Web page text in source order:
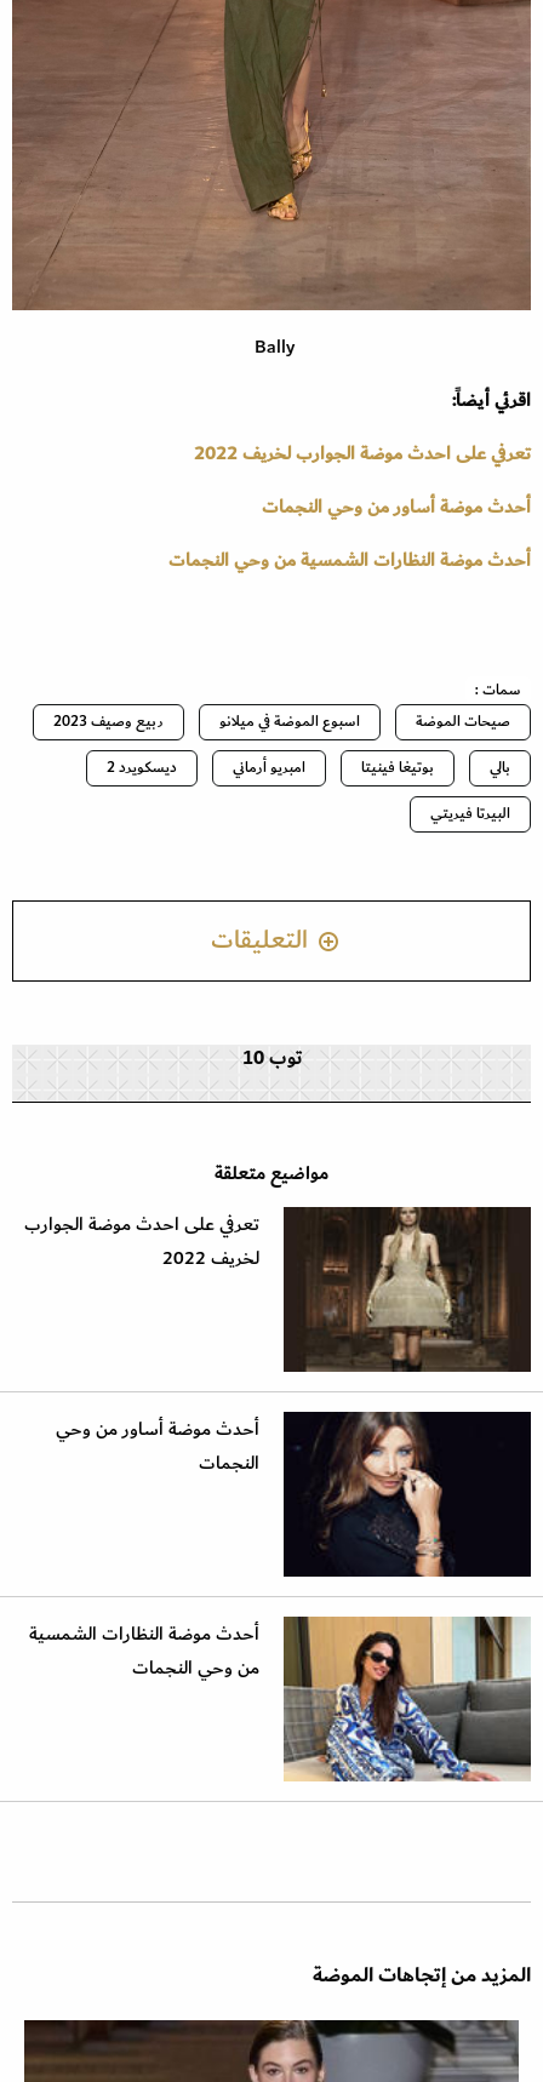
Bally
اقرئي أيضاً:
تعرفي على احدث موضة الجوارب لخريف 2022
أحدث موضة أساور من وحي النجمات
أحدث موضة النظارات الشمسية من وحي النجمات
سمات :
صيحات الموضة
اسبوع الموضة في ميلانو
ربيع وصيف 2023
بالي
بوتيغا فينيتا امبريو أرماني
ديسكويرد 2
البيرتا فيريتي
التعليقات
توب 10
مواضيع متعلقة
تعرفي على احدث موضة الجوارب
لخريف 2022
أحدث موضة أساور من وحي
النجمات
أحدث موضة النظارات الشمسية
من وحي النجمات
المزيد من إتجاهات الموضة